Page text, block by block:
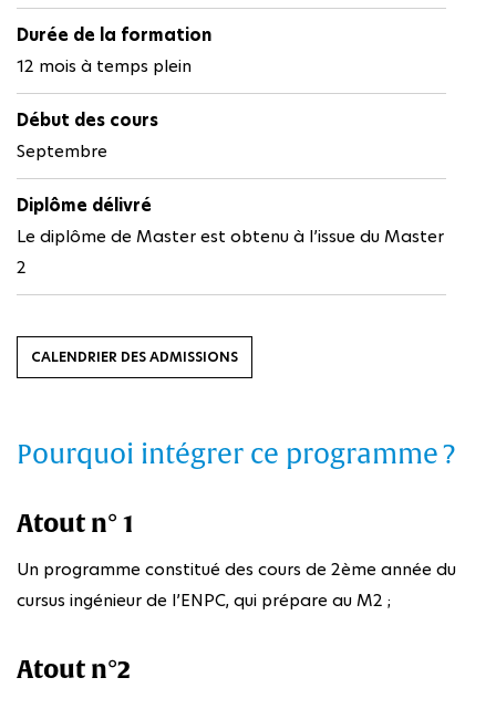
Durée de la formation
12 mois à temps plein
Début des cours
Septembre
Diplôme délivré
Le diplôme de Master est obtenu à l’issue du Master
2
CALENDRIER DES ADMISSIONS
Pourquoi intégrer ce programme ?
Atout n° 1
Un programme constitué des cours de 2ème année du
cursus ingénieur de l’ENPC, qui prépare au M2 ;
Atout n°2